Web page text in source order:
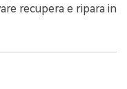
recupera e ripara in